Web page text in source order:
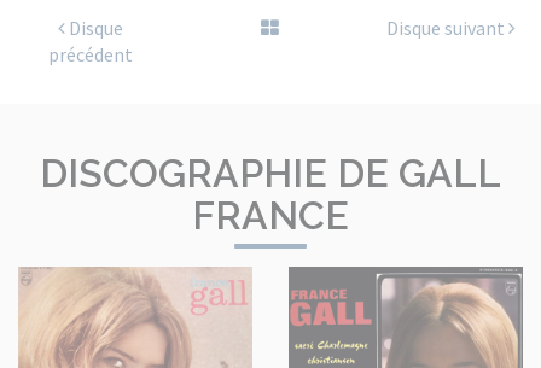
Disque
précédent
Disque suivant
DISCOGRAPHIE DE GALL
FRANCE